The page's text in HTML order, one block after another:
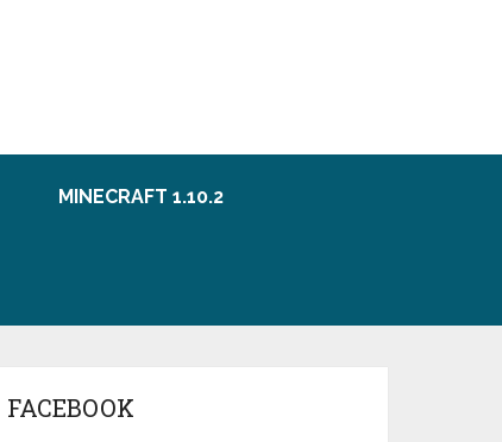
MINECRAFT 1.10.2
FACEBOOK